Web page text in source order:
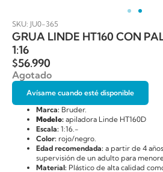
SKU: JU0-365
GRUA LINDE HT160 CON
1:16
$56.990
Agotado
Avísame cuando esté disponible
Marca: Bruder.
Modelo: apiladora Linde HT160D
Escala: 1:16.-
Color: rojo/negro.
Edad recomendada: a partir de 4
supervisión de un adulto para
Material: Plástico de alta calidad